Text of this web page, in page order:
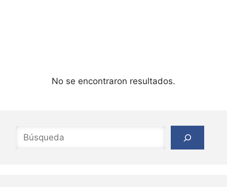
No se encontraron resultados.
Buscar